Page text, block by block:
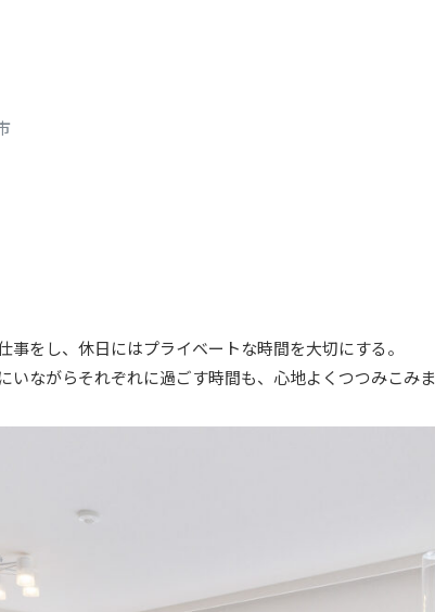
をし、休日にはプライベートな時間を大切にする。
いながらそれぞれに過ごす時間も、心地よくつつみこみ